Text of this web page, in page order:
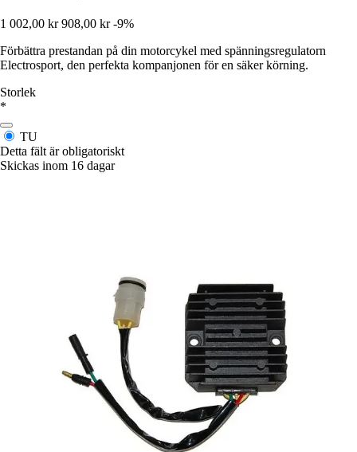
1 002,00 kr 908,00 kr -9%
Förbättra prestandan på din motorcykel med spänningsregulatorn
Electrosport, den perfekta kompanjonen för en säker körning.
Storlek
*
TU
Detta fält är obligatoriskt
Skickas inom 16 dagar